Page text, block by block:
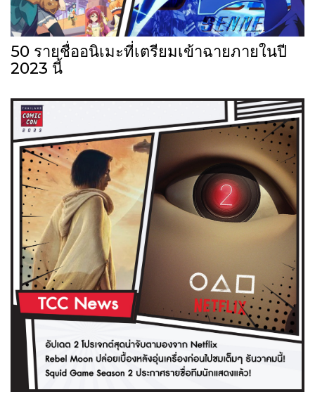
50 รายชื่ออนิเมะที่เตรียมเข้าฉายภายในปี
2023 นี้